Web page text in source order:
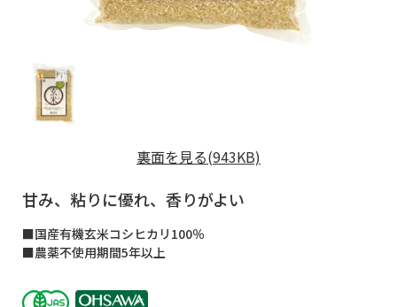
裏面を見る(943KB)
甘み、粘りに優れ、香りがよい
■国産有機玄米コシヒカリ100％
■農薬不使用期間5年以上